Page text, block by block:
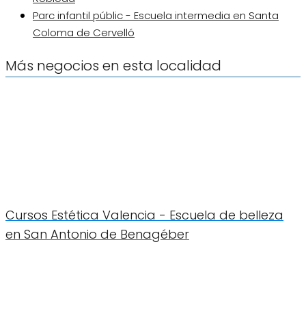
Parc infantil públic - Escuela intermedia en Santa
Coloma de Cervelló
Más negocios en esta localidad
Cursos Estética Valencia - Escuela de belleza
en San Antonio de Benagéber